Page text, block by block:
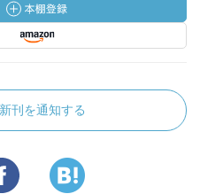
刊を通知する